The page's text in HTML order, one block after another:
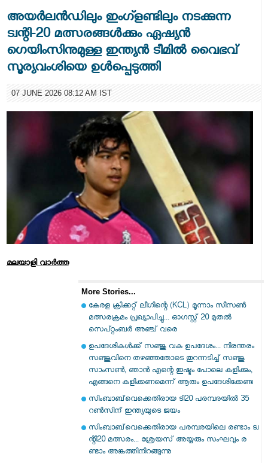
അയർലൻഡിലും ഇംഗ്ളണ്ടിലും നടക്കുന്ന
ട്വന്റി-20 മത്സരങ്ങൾക്കും ഏഷ്യൻ
ഗെയിംസിനുമുള്ള ഇന്ത്യൻ ടീമിൽ വൈഭവ്
സൂര്യവംശിയെ ഉൾപ്പെടുത്തി
07 JUNE 2026 08:12 AM IST
മലയാളി വാര്‍ത്ത
More Stories...
കേരള ക്രിക്കറ്റ് ലീഗിന്റെ (KCL) മൂന്നാം സീസൺ
മത്സരക്രമം പ്രഖ്യാപിച്ചു... ഓഗസ്റ്റ് 20 മുതൽ
സെപ്റ്റംബർ അഞ്ച് വരെ
ഉപദേശികൾക്ക് സഞ്ജു വക ഉപദേശം... നിരന്തരം
സഞ്ജുവിനെ തഴഞ്ഞതോടെ തുറന്നടിച്ച് സഞ്ജു
സാംസൺ, ഞാൻ എന്റെ ഇഷ്ടം പോലെ കളിക്കും,
എങ്ങനെ കളിക്കണമെന്ന് ആരും ഉപദേശിക്കേണ്ട
സിംബാബ്‌വെക്കെതിരായ ടി20 പരമ്പരയിൽ 35
റണ്‍സിന് ഇന്ത്യയുടെ ജയം
സിം​ബാ​ബ്​‍വെ​ക്കെ​തി​രാ​യ പ​ര​മ്പ​ര​യി​ലെ ര​ണ്ടാം ട്വ​
ന്റി20 മ​ത്സ​രം... ശ്രേ​യ​സ് അ​യ്യ​രും സം​ഘ​വും ര​
ണ്ടാം അ​ങ്ക​ത്തി​നി​റ​ങ്ങു​ന്നു